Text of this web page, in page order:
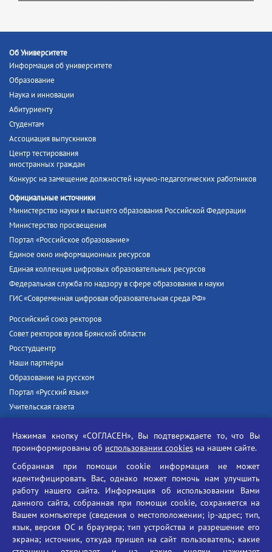
Об Университете
Информация об университете
Образование
Наука и инновации
Абитуриенту
Студентам
Ассоциация выпускников
Центр тестирования
иностранных граждан
Конкурс на замещение должностей научно-педагогических работников
Официальные источники
Министерство науки и высшего образования Российской Федерации
Министерство просвещения
Портал «Российское образование»
Единое окно информационных ресурсов
Единая коллекция цифровых образовательных ресурсов
Федеральная служба по надзору в сфере образования и науки
ГИС «Современная цифровая образовательная среда РФ»
Российский союз ректоров
Совет ректоров вузов Брянской области
Росстудцентр
Наши партнёры
Образование на русском
Портал «Русский язык»
Учительская газета
Единый портал государственных услуг
Противодействие угрозам информационной безопасности
Социальные ролики - Генеральная прокуратура РФ
Противодействие коррупции
БГУ против наркотиков
Брянский государственный университет
имени академика И.Г. Петровского
Нажимая кнопку «СОГЛАСЕН», Вы подтверждаете то, что Вы
проинформированы об использовании cookies на нашем сайте.
Собранная при помощи cookie информация не может
идентифицировать Вас, однако может помочь нам улучшить
работу нашего сайта. Информация об использовании Вами
данного сайта, собранная при помощи cookie, сохраняется на
Вашем компьютере (сведения о местоположении; ip-адрес; тип,
язык, версия ОС и браузера; тип устройства и разрешение его
экрана; источник, откуда пришел на сайт пользователь; какие